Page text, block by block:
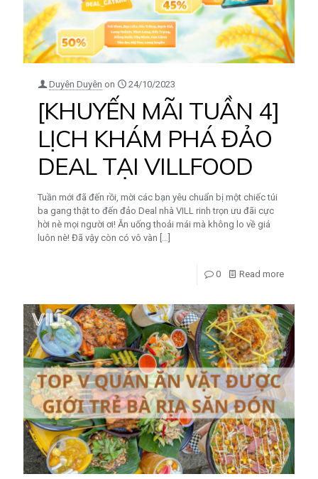
Duyên Duyên on 24/10/2023
[KHUYẾN MÃI TUẦN 4]
LỊCH KHÁM PHÁ ĐẢO
DEAL TẠI VILLFOOD
Tuần mới đã đến rồi, mời các bạn yêu chuẩn bị một chiếc túi
ba gang thật to đến đảo Deal nhà VILL rinh trọn ưu đãi cực
hời nè mọi người ơi! Ăn uống thoải mái mà không lo về giá
luôn nè! Đã vậy còn có vô vàn […]
0 Read more